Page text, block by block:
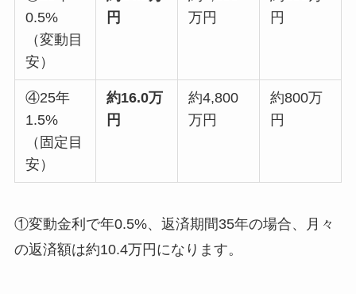
0.5%
（変動目
安）
円
万円
円
④25年
1.5%
（固定目
安）
約16.0万
円
約4,800
万円
約800万
円
①変動金利で年0.5%、返済期間35年の場合、月々
の返済額は約10.4万円になります。